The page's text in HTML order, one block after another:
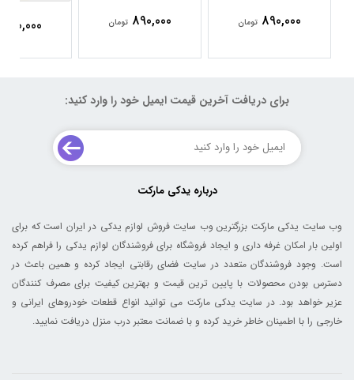
890,000 تومان 890,000 تومان 890,000
برای دریافت آخرین قیمت ایمیل خود را وارد کنید:
درباره یدکی مارکت
وب سایت یدکی مارکت بزرگترین وب سایت فروش لوازم یدکی در ایران است که برای
اولین بار امکان غرفه داری و ایجاد فروشگاه برای فروشندگان لوازم یدکی را فراهم کرده
است. وجود فروشندگان متعدد در سایت فضای رقابتی ایجاد کرده و همین باعث در
دسترس بودن محصولات با پایین ترین قیمت و بهترین کیفیت برای مصرف کنندگان
عزیر خواهد بود. در سایت یدکی مارکت می توانید انواع قطعات خودروهای ایرانی و
خارجی را با اطمینان خاطر خرید کرده و با ضمانت معتبر درب منزل دریافت نمایید.